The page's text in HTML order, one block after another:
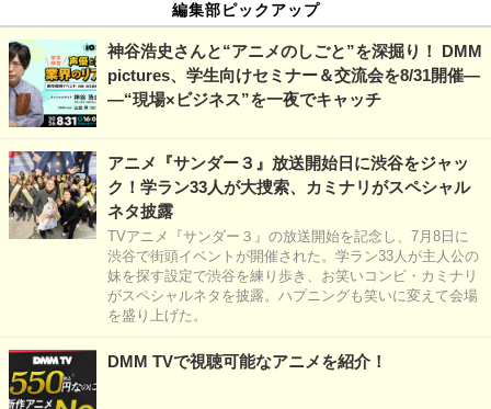
編集部ピックアップ
神谷浩史さんと“アニメのしごと”を深掘り！ DMM
pictures、学生向けセミナー＆交流会を8/31開催―
―“現場×ビジネス”を一夜でキャッチ
アニメ『サンダー３』放送開始日に渋谷をジャッ
ク！学ラン33人が大捜索、カミナリがスペシャル
ネタ披露
TVアニメ『サンダー３』の放送開始を記念し、7月8日に
渋谷で街頭イベントが開催された。学ラン33人が主人公の
妹を探す設定で渋谷を練り歩き、お笑いコンビ・カミナリ
がスペシャルネタを披露。ハプニングも笑いに変えて会場
を盛り上げた。
DMM TVで視聴可能なアニメを紹介！